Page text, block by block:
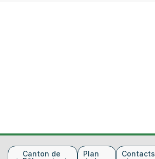
FusszeileCanton de
Plan
Contacts